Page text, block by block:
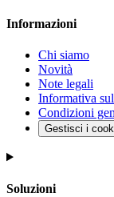
Informazioni
Chi siamo
Novità
Note legali
Informativa
Condizioni
Gestisci i
Soluzioni